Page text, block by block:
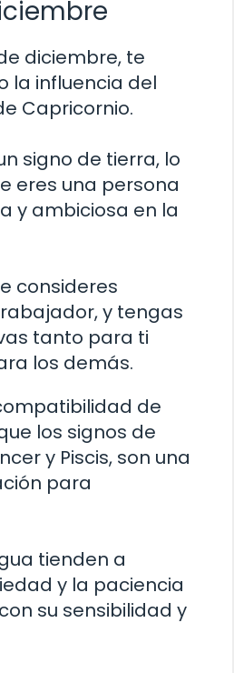
diciembre, te
la influencia del
Capricornio.
signo de tierra, lo
eres una persona
y ambiciosa en la
consideres
y tengas
tanto para ti
los demás.
de
los signos de
y Piscis, son una
para
tienden a
y la paciencia
su sensibilidad y